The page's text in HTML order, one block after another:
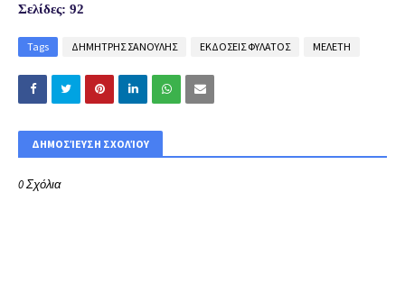
Σελίδες: 92
Tags ΔΗΜΗΤΡΗΣ ΣΑΝΟΥΛΗΣ ΕΚΔΟΣΕΙΣ ΦΥΛΑΤΟΣ ΜΕΛΕΤΗ
ΔΗΜΟΣΊΕΥΣΗ ΣΧΟΛΊΟΥ
0 Σχόλια